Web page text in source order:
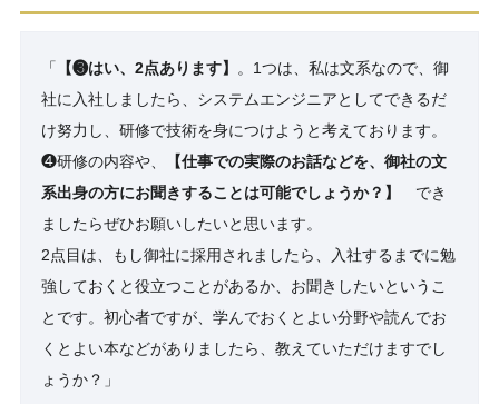
「 【❸はい、2点あります】
。1つは、私は文系なので、御
社に入社しましたら、システムエンジニアとしてできるだ
け努力し、研修で技術を身につけようと考えております。
❹研修の内容や、
【仕事での実際のお話などを、御社の文
系出身の方にお聞きすることは可能でしょうか？】
でき
ましたらぜひお願いしたいと思います。
2点目は、もし御社に採用されましたら、入社するまでに勉
強しておくと役立つことがあるか、お聞きしたいというこ
とです。初心者ですが、学んでおくとよい分野や読んでお
くとよい本などがありましたら、教えていただけますでし
ょうか？」